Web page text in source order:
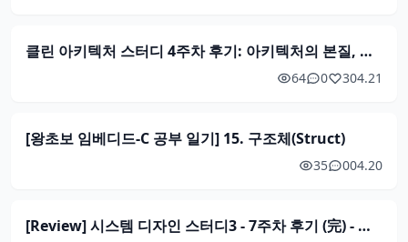
클린 아키텍처 스터디 4주차 후기: 아키텍처의 본질, 경계, 그리고 실무적 딜레마 (15장~19장)
64 0 304.21
[왕초보 임베디드-C 공부 일기] 15. 구조체(Struct)
35 004.20
[Review] 시스템 디자인 스터디3 - 7주차 후기 (完) - 증권 거래소 시스템 디자인